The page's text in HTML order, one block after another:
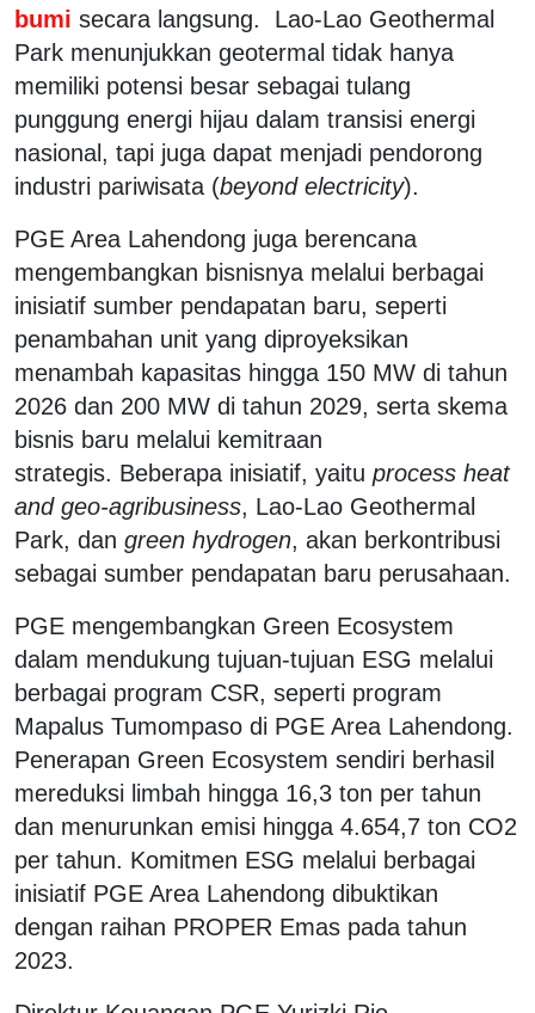
bumi secara langsung. Lao-Lao Geothermal
Park menunjukkan geotermal tidak hanya
memiliki potensi besar sebagai tulang
punggung energi hijau dalam transisi energi
nasional, tapi juga dapat menjadi pendorong
industri pariwisata (beyond electricity).
PGE Area Lahendong juga berencana
mengembangkan bisnisnya melalui berbagai
inisiatif sumber pendapatan baru, seperti
penambahan unit yang diproyeksikan
menambah kapasitas hingga 150 MW di tahun
2026 dan 200 MW di tahun 2029, serta skema
bisnis baru melalui kemitraan
strategis. Beberapa inisiatif, yaitu process heat
and geo-agribusiness, Lao-Lao Geothermal
Park, dan green hydrogen, akan berkontribusi
sebagai sumber pendapatan baru perusahaan.
PGE mengembangkan Green Ecosystem
dalam mendukung tujuan-tujuan ESG melalui
berbagai program CSR, seperti program
Mapalus Tumompaso di PGE Area Lahendong.
Penerapan Green Ecosystem sendiri berhasil
mereduksi limbah hingga 16,3 ton per tahun
dan menurunkan emisi hingga 4.654,7 ton CO2
per tahun. Komitmen ESG melalui berbagai
inisiatif PGE Area Lahendong dibuktikan
dengan raihan PROPER Emas pada tahun
2023.